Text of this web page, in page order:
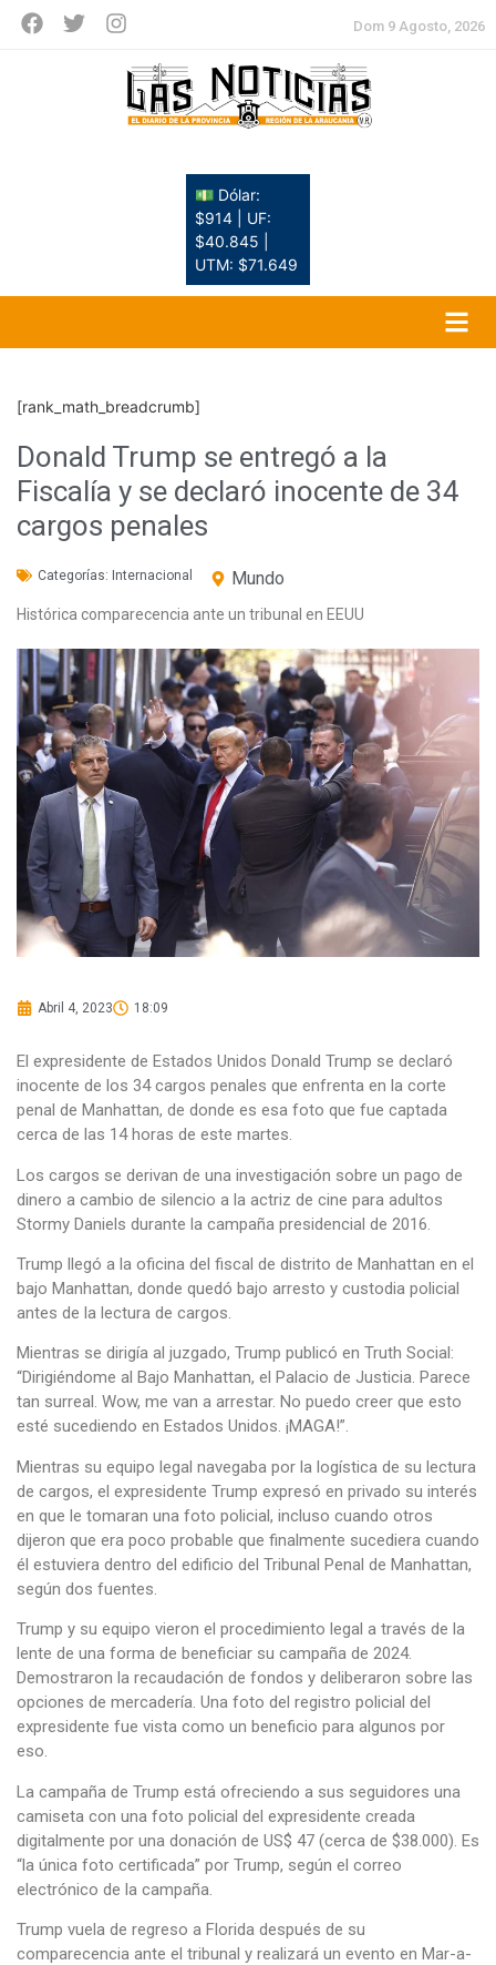
Dom 9 Agosto, 2026
💵 Dólar:
$914 | UF:
$40.845 |
UTM: $71.649
[rank_math_breadcrumb]
Donald Trump se entregó a la
Fiscalía y se declaró inocente de 34
cargos penales
Categorías: Internacional Mundo
Histórica comparecencia ante un tribunal en EEUU
Abril 4, 2023 18:09
El expresidente de Estados Unidos Donald Trump se declaró
inocente de los 34 cargos penales que enfrenta en la corte
penal de Manhattan, de donde es esa foto que fue captada
cerca de las 14 horas de este martes.
Los cargos se derivan de una investigación sobre un pago de
dinero a cambio de silencio a la actriz de cine para adultos
Stormy Daniels durante la campaña presidencial de 2016.
Trump llegó a la oficina del fiscal de distrito de Manhattan en el
bajo Manhattan, donde quedó bajo arresto y custodia policial
antes de la lectura de cargos.
Mientras se dirigía al juzgado, Trump publicó en Truth Social:
“Dirigiéndome al Bajo Manhattan, el Palacio de Justicia. Parece
tan surreal. Wow, me van a arrestar. No puedo creer que esto
esté sucediendo en Estados Unidos. ¡MAGA!”.
Mientras su equipo legal navegaba por la logística de su lectura
de cargos, el expresidente Trump expresó en privado su interés
en que le tomaran una foto policial, incluso cuando otros
dijeron que era poco probable que finalmente sucediera cuando
él estuviera dentro del edificio del Tribunal Penal de Manhattan,
según dos fuentes.
Trump y su equipo vieron el procedimiento legal a través de la
lente de una forma de beneficiar su campaña de 2024.
Demostraron la recaudación de fondos y deliberaron sobre las
opciones de mercadería. Una foto del registro policial del
expresidente fue vista como un beneficio para algunos por
eso.
La campaña de Trump está ofreciendo a sus seguidores una
camiseta con una foto policial del expresidente creada
digitalmente por una donación de US$ 47 (cerca de $38.000). Es
“la única foto certificada” por Trump, según el correo
electrónico de la campaña.
Trump vuela de regreso a Florida después de su
comparecencia ante el tribunal y realizará un evento en Mar-a-